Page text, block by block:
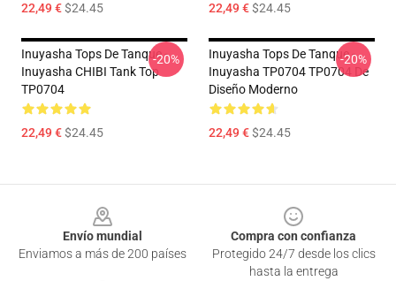
22,49 €$24.45 22,49 €$24.45
Inuyasha Tops De Tanque -
Inuyasha CHIBI Tank Top
TP0704
22,49 €$24.45
-20%
Inuyasha Tops De Tanque -
Inuyasha TP0704 TP0704 De
Diseño Moderno
22,49 €$24.45
-20%
Envío mundial
Enviamos a más de 200 países
Compra con confianza
Protegido 24/7 desde los clics
hasta la entrega